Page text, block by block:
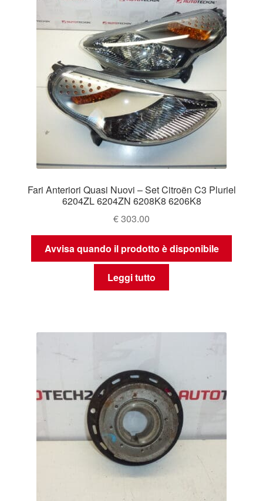
Fari Anteriori Quasi Nuovi – Set Citroën C3 Pluriel
6204ZL 6204ZN 6208K8 6206K8
€303.00
Avvisa quando il prodotto è disponibile
Leggi tutto